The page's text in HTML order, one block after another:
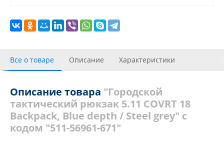
Все о товаре Описание Характеристики
Описание товара "Городской
тактический рюкзак 5.11 COVRT 18
Backpack, Blue depth / Steel grey" с
кодом "511-56961-671"